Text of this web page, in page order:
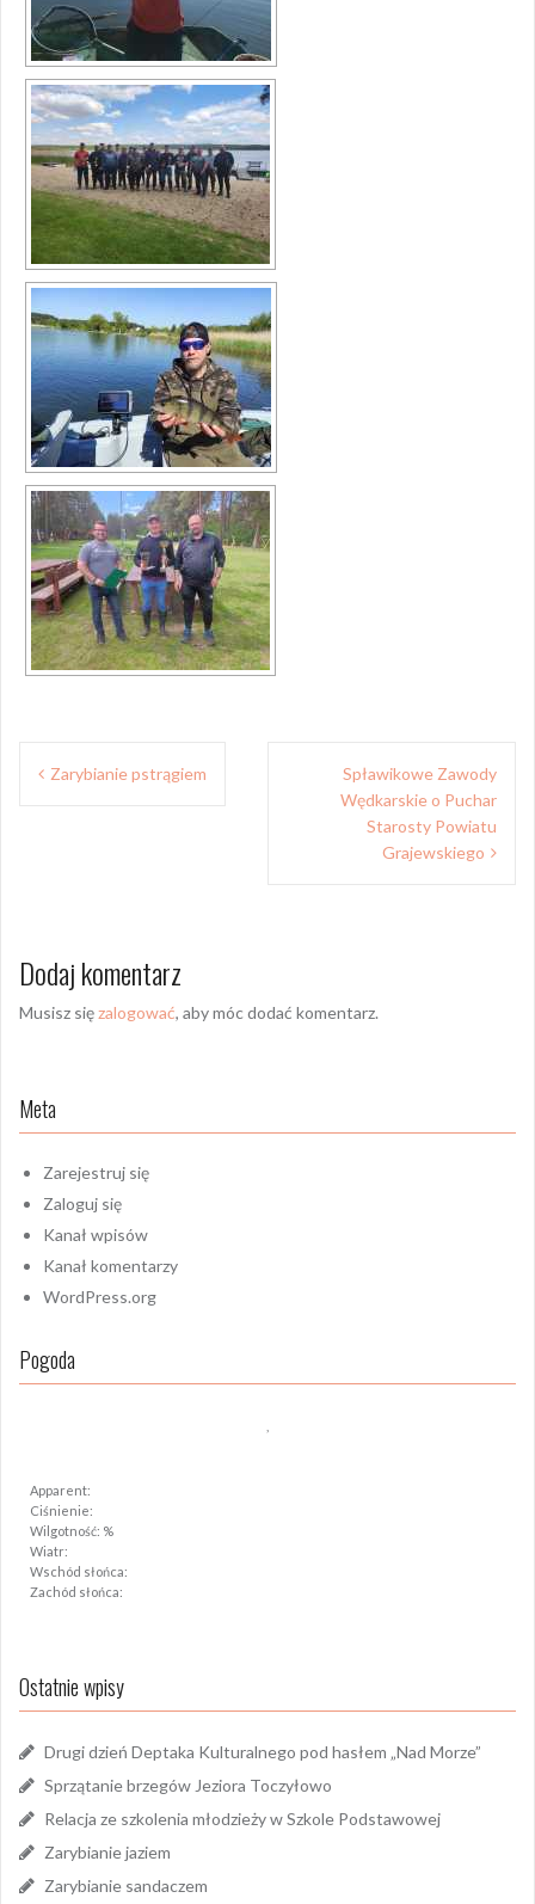
Nawigacja
wpisu
Zarybianie pstrągiem
Spławikowe Zawody
Wędkarskie o Puchar
Starosty Powiatu
Grajewskiego
Dodaj komentarz
Musisz sięzalogować, aby móc dodać komentarz.
Meta
Zarejestruj się
Zaloguj się
Kanał wpisów
Kanał komentarzy
WordPress.org
Pogoda
Apparent:
Ciśnienie:
Wilgotność: %
Wiatr:
Wschód słońca:
Zachód słońca:
Ostatnie wpisy
Drugi dzień Deptaka Kulturalnego pod hasłem „Nad Morze”
Sprzątanie brzegów Jeziora Toczyłowo
Relacja ze szkolenia młodzieży w Szkole Podstawowej
Zarybianie jaziem
Zarybianie sandaczem